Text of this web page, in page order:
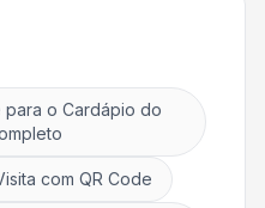
para o Cardápio do
com QR Code